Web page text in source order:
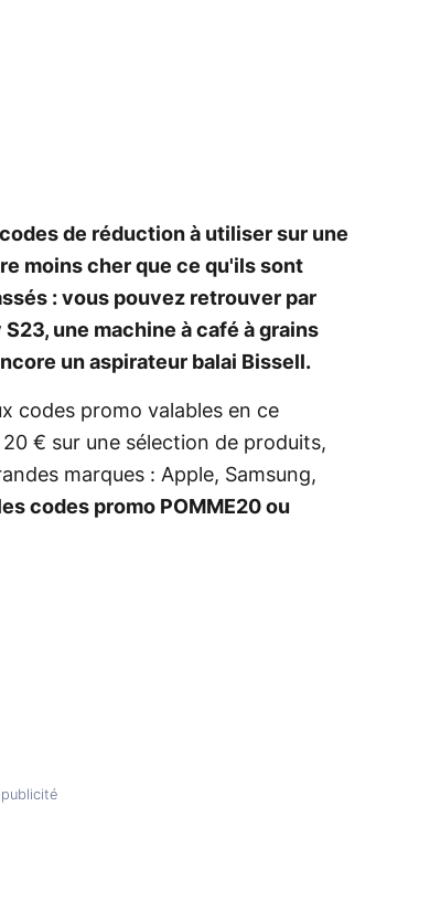
de réduction à utiliser sur une
moins cher que ce qu'ils sont
: vous pouvez retrouver par
une machine à café à grains
un aspirateur balai Bissell.
codes promo valables en ce
€ sur une sélection de produits,
marques : Apple, Samsung,
codes promo POMME20 ou